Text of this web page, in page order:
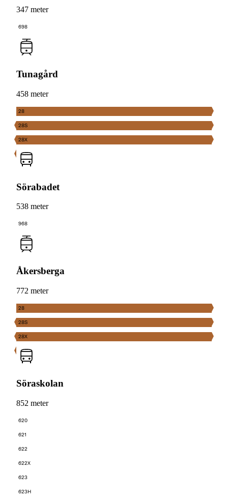
347 meter
698
Tunagård
458 meter
28
28S
28X
Sörabadet
538 meter
968
Åkersberga
772 meter
28
28S
28X
Söraskolan
852 meter
620
621
622
622X
623
623H